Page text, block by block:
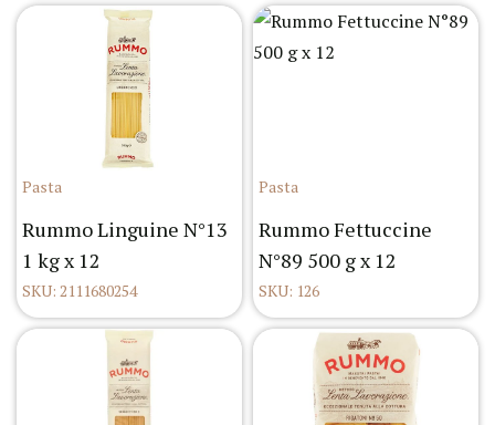
Pasta
Rummo Linguine N°13
1 kg x 12
SKU: 2111680254
Pasta
Rummo Fettuccine
N°89 500 g x 12
SKU: 126